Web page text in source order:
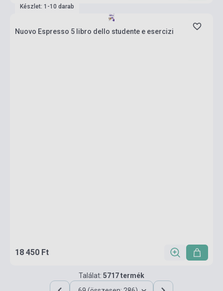
Készlet: 1-10 darab
Nuovo Espresso 5 libro dello studente e esercizi
18 450 Ft
Találat: 5717 termék